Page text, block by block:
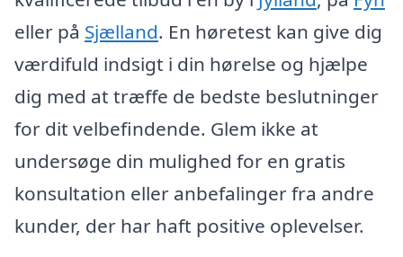
eller på Sjælland. En høretest kan give dig
værdifuld indsigt i din hørelse og hjælpe
dig med at træffe de bedste beslutninger
for dit velbefindende. Glem ikke at
undersøge din mulighed for en gratis
konsultation eller anbefalinger fra andre
kunder, der har haft positive oplevelser.